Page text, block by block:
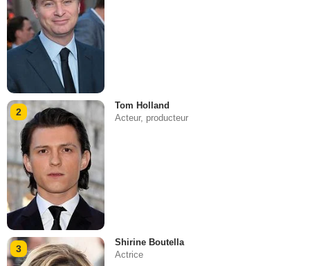
2
Tom Holland
Acteur, producteur
3
Shirine Boutella
Actrice